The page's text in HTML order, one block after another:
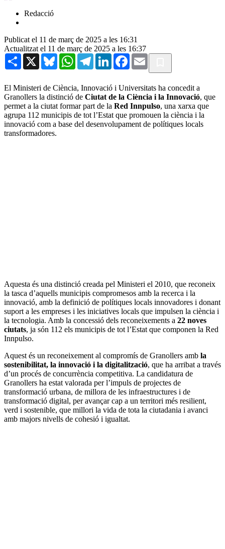
Redacció
Publicat el 11 de març de 2025 a les 16:31
Actualitzat el 11 de març de 2025 a les 16:37
Share X BlueskyWhatsAppTelegramLinkedInFacebook
Email
El Ministeri de Ciència, Innovació i Universitats ha concedit a
Granollers la distinció de Ciutat de la Ciència i la Innovació, que
permet a la ciutat formar part de la Red Innpulso, una xarxa que
agrupa 112 municipis de tot l’Estat que promouen la ciència i la
innovació com a base del desenvolupament de polítiques locals
transformadores.
Aquesta és una distinció creada pel Ministeri el 2010, que reconeix
la tasca d’aquells municipis compromesos amb la recerca i la
innovació, amb la definició de polítiques locals innovadores i donant
suport a les empreses i les iniciatives locals que impulsen la ciència i
la tecnologia. Amb la concessió dels reconeixements a 22 noves
ciutats, ja són 112 els municipis de tot l’Estat que componen la Red
Innpulso.
Aquest és un reconeixement al compromís de Granollers amb la
sostenibilitat, la innovació i la digitalització, que ha arribat a través
d’un procés de concurrència competitiva. La candidatura de
Granollers ha estat valorada per l’impuls de projectes de
transformació urbana, de millora de les infraestructures i de
transformació digital, per avançar cap a un territori més resilient,
verd i sostenible, que millori la vida de tota la ciutadania i avanci
amb majors nivells de cohesió i igualtat.